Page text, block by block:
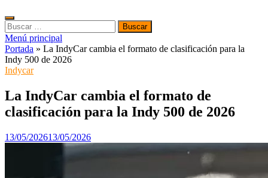
Buscar:
Menú principal
Portada » La IndyCar cambia el formato de clasificación para la
Indy 500 de 2026
Indycar
La IndyCar cambia el formato de
clasificación para la Indy 500 de 2026
13/05/202613/05/2026